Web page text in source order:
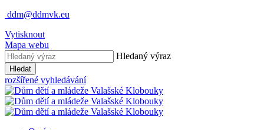
ddm@ddmvk.eu
Vytisknout
Mapa webu
Hledaný výraz
Hledat
rozšířené vyhledávání